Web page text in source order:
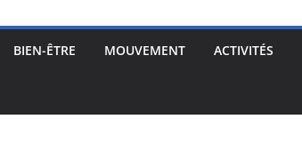
BIEN-ÊTRE MOUVEMENT ACTIVITÉS